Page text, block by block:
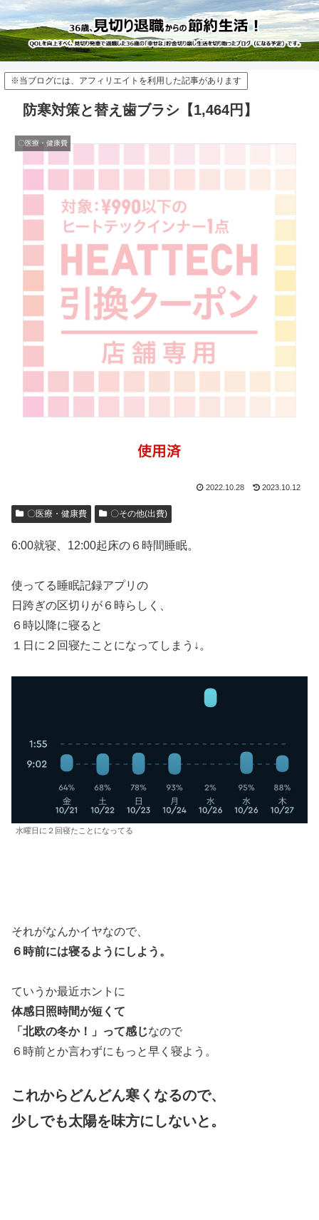
※当ブログには、アフィリエイトを利用した記事があります
防寒対策と替え歯ブラシ【1,464円】
〇医療・健康費
2022.10.28 2023.10.12
〇医療・健康費 〇その他(出費)
6:00就寝、12:00起床の６時間睡眠。
使ってる睡眠記録アプリの
日跨ぎの区切りが６時らしく、
６時以降に寝ると
１日に２回寝たことになってしまう↓。
水曜日に２回寝たことになってる
それがなんかイヤなので、
６時前には寝るようにしよう。
ていうか最近ホントに
体感日照時間が短くて
「北欧の冬か！」って感じなので
６時前とか言わずにもっと早く寝よう。
これからどんどん寒くなるので、
少しでも太陽を味方にしないと。